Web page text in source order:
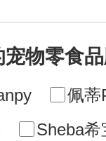
物零食
佩蒂
Sheba希